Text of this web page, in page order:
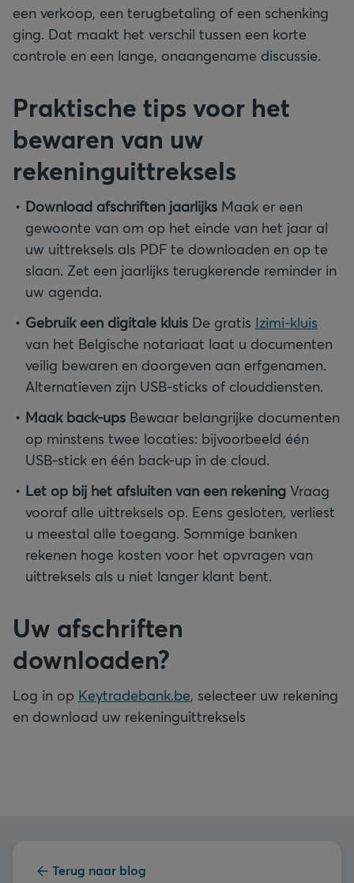
een verkoop, een terugbetaling of een schenking
ging. Dat maakt het verschil tussen een korte
controle en een lange, onaangename discussie.
Praktische tips voor het
bewaren van uw
rekeninguittreksels
Download afschriften jaarlijks Maak er een
gewoonte van om op het einde van het jaar al
uw uittreksels als PDF te downloaden en op te
slaan. Zet een jaarlijks terugkerende reminder in
uw agenda.
Gebruik een digitale kluis De gratis Izimi-kluis
van het Belgische notariaat laat u documenten
veilig bewaren en doorgeven aan erfgenamen.
Alternatieven zijn USB-sticks of clouddiensten.
Maak back-ups Bewaar belangrijke documenten
op minstens twee locaties: bijvoorbeeld één
USB-stick en één back-up in de cloud.
Let op bij het afsluiten van een rekening Vraag
vooraf alle uittreksels op. Eens gesloten, verliest
u meestal alle toegang. Sommige banken
rekenen hoge kosten voor het opvragen van
uittreksels als u niet langer klant bent.
Uw afschriften
downloaden?
Log in op Keytradebank.be, selecteer uw rekening
en download uw rekeninguittreksels
Terug naar blog